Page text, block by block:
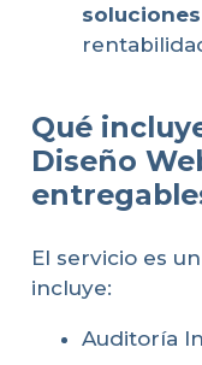
Qué
Diseño
El servicio es un
incluye:
Auditoría